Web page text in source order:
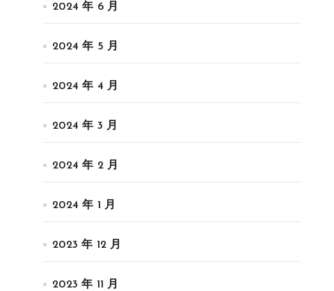
2024 年 6 月
2024 年 5 月
2024 年 4 月
2024 年 3 月
2024 年 2 月
2024 年 1 月
2023 年 12 月
2023 年 11 月